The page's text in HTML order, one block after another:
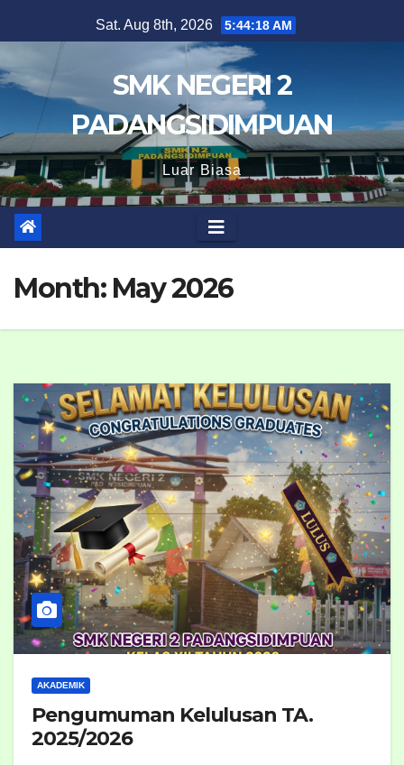
to
content
Sat. Aug 8th, 2026 5:44:18 AM
SMK NEGERI 2
PADANGSIDIMPUAN
Luar Biasa
Month: May 2026
AKADEMIK
Pengumuman Kelulusan TA.
2025/2026